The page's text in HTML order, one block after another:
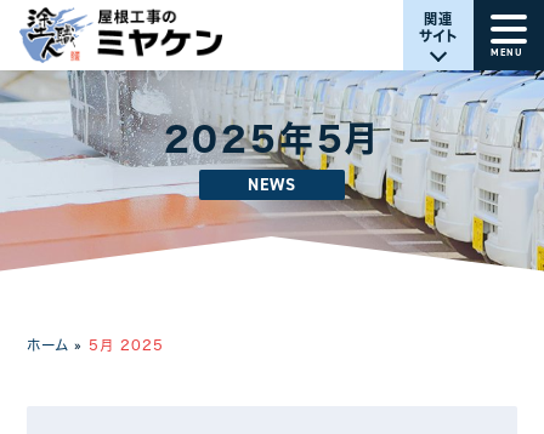
関連
サイト
MENU
2025年5月
NEWS
ホーム » 5月 2025